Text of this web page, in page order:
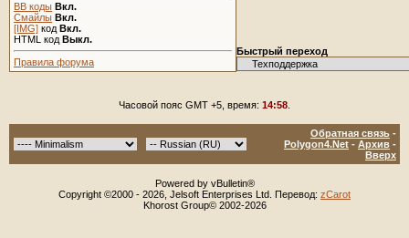
BB коды Вкл.
Смайлы Вкл.
[IMG] код Вкл.
HTML код Выкл.
Правила форума
Быстрый переход
Часовой пояс GMT +5, время: 14:58
Обратная связь -
Polygon4.Net - Архив -
Вверх
Powered by vBulletin®
Copyright ©2000 - 2026, Jelsoft Enterprises Ltd. Перевод: zCarot
Khorost Group© 2002-2026